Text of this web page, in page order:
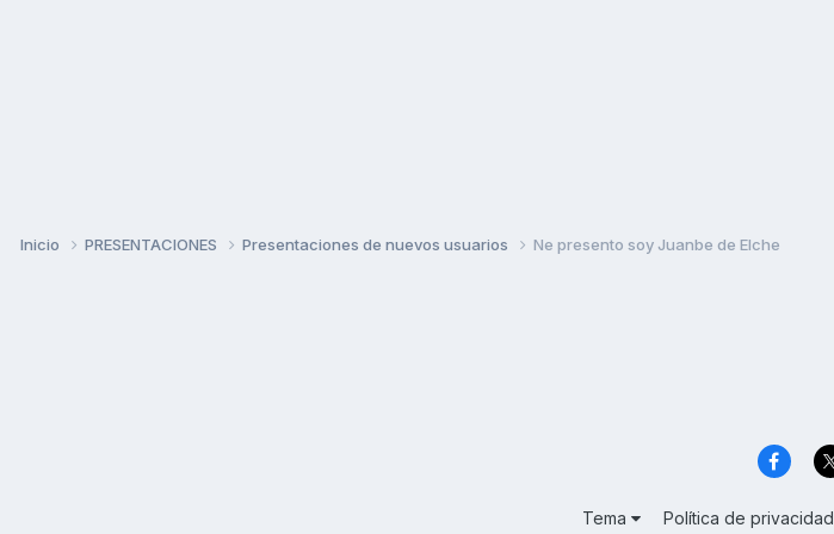
Inicio PRESENTACIONES Presentaciones de nuevos usuarios Ne presento soy Juanbe de Elche
Tema Política de privacidad